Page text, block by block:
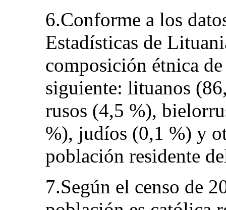
6.Conforme a los
Estadísticas de
composición étnica
siguiente: lituanos
rusos (4,5 %),
%), judíos (0,1 %) y
población residente
7.Según el censo de